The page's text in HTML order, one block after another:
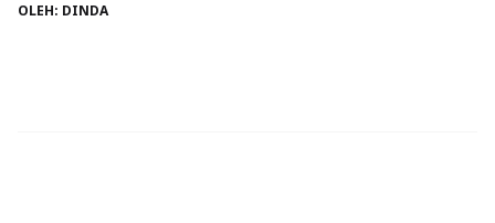
hidup. Tidak cukup hanya kuliah, tetapi juga harus
OLEH: DINDA